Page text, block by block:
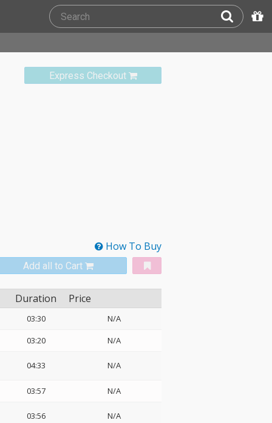
Express Checkout
How To Buy
Add all to Cart
Duration Price
03:30
N/A
03:20 N/A
04:33 N/A
03:57 N/A
03:56 N/A